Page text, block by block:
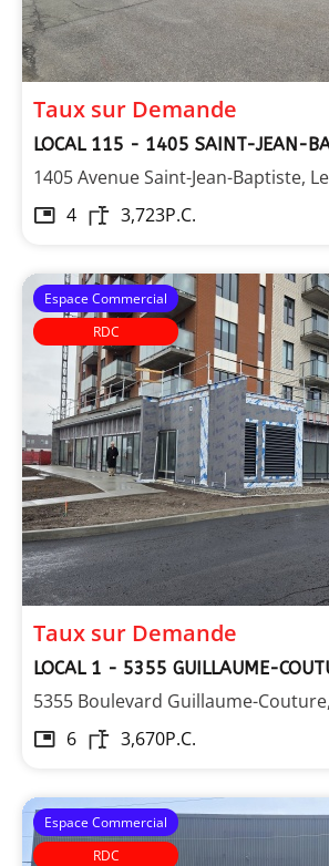
Taux sur Demande
LOCAL 115 - 1405 SAINT-JEAN-
4
3,723P.C.
Espace Commercial
RDC
Taux sur Demande
LOCAL 1 - 5355 GUILLAUME-
5355 Boulevard Guillaume-
6
3,670P.C.
Espace Commercial
RDC